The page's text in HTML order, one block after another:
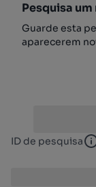
Pesquisa
Guarde esta
aparecerem
ID de pesquisa